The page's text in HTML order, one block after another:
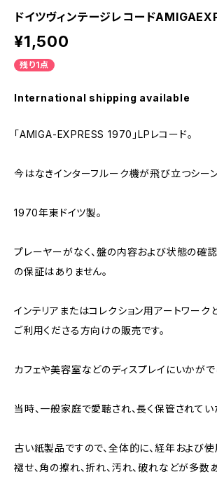
ドイツヴィンテージレコード
¥1,500
残り1点
International shipping available
「AMIGA-EXPRESS 1970」LPレコード。
今はなきインターフルーク機が飛び立つシーン
1970年東ドイツ製。
プレーヤーがなく、盤の内容および状態の確
の保証はありません。
インテリアまたはコレクション用アートワーク
ご利用くださる方向けの販売です。
カフェや美容室などのディスプレイにいかがで
当時、一般家庭で愛聴され、長く保管されてい
古い紙製品ですので、全体的に、経年および使
褪せ、角の擦れ、折れ、汚れ、破れなどが多数あ